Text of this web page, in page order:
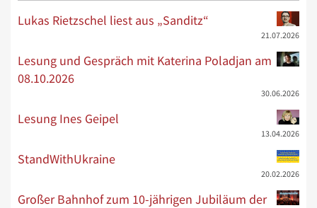
Lukas Rietzschel liest aus „Sanditz“
21.07.2026
Lesung und Gespräch mit Katerina Poladjan am
08.10.2026
30.06.2026
Lesung Ines Geipel
13.04.2026
StandWithUkraine
20.02.2026
Großer Bahnhof zum 10-jährigen Jubiläum der